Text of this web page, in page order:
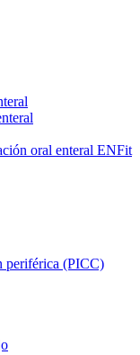
oral enteral ENFit
periférica (PICC)